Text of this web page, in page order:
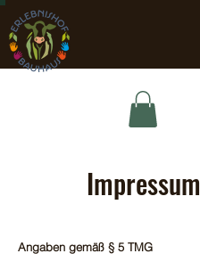
Impressum
Angaben gemäß § 5 TMG